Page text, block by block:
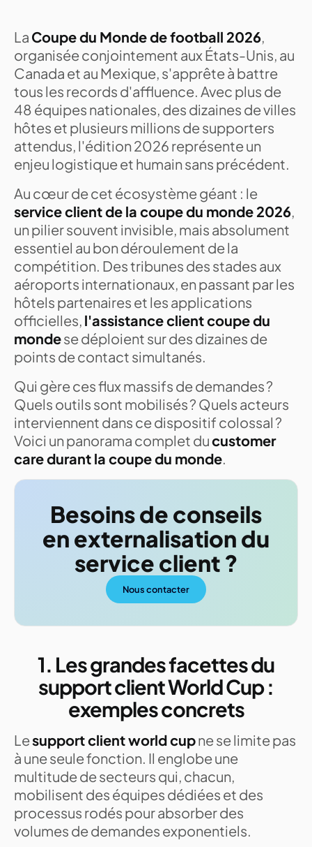
La Coupe du Monde de football 2026,
organisée conjointement aux États-Unis, au
Canada et au Mexique, s'apprête à battre
tous les records d'affluence. Avec plus de
48 équipes nationales, des dizaines de villes
hôtes et plusieurs millions de supporters
attendus, l'édition 2026 représente un
enjeu logistique et humain sans précédent.
Au cœur de cet écosystème géant : le
service client de la coupe du monde 2026,
un pilier souvent invisible, mais absolument
essentiel au bon déroulement de la
compétition. Des tribunes des stades aux
aéroports internationaux, en passant par les
hôtels partenaires et les applications
officielles, l'assistance client coupe du
mondese déploient sur des dizaines de
points de contact simultanés.
Qui gère ces flux massifs de demandes ?
Quels outils sont mobilisés ? Quels acteurs
interviennent dans ce dispositif colossal ?
Voici un panorama complet ducustomer
care durant la coupe du monde.
Besoins de conseils
en externalisation du
service client ?
Nous contacter
1. Les grandes facettes du
support client World Cup :
exemples concrets
Lesupport client world cupne se limite pas
à une seule fonction. Il englobe une
multitude de secteurs qui, chacun,
mobilisent des équipes dédiées et des
processus rodés pour absorber des
volumes de demandes exponentiels.